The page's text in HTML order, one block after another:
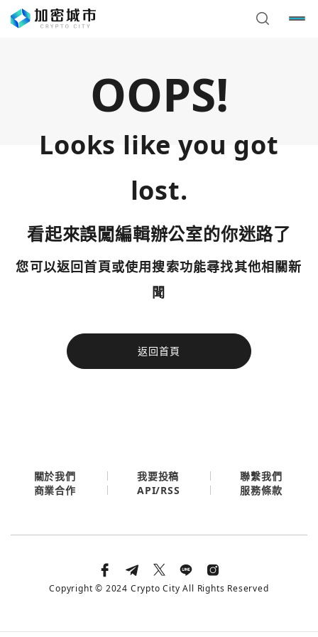
OOPS!
Looks like you got
lost.
看起來誤闖編輯辦公室的你迷路了
您可以返回首頁或使用搜索功能尋找其他相關新
聞
返回首頁
今日熱門
使用以下帳號繼續
您已閒置5分鐘，請點擊關閉按鈕或空白處，即可回到加密
今日熱門
關於我們 我要投稿
聯繫我們
商業合作
API/RSS 服務條款
Copyright © 2024 Crypto City All Rights Reserved